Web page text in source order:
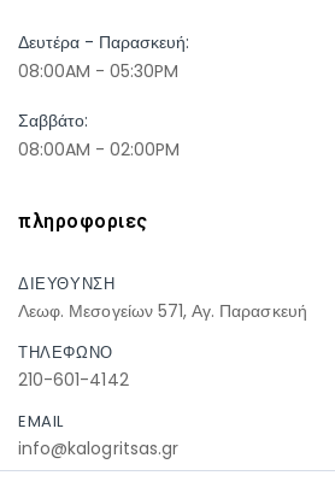
Δευτέρα - Παρασκευή:
08:00AM - 05:30PM
Σαββάτο:
08:00AM - 02:00PM
πληροφοριες
ΔΙΕΥΘΥΝΣΗ
Λεωφ. Μεσογείων 571, Αγ. Παρασκευή
ΤΗΛΕΦΩΝΟ
210-601-4142
EMAIL
info@kalogritsas.gr